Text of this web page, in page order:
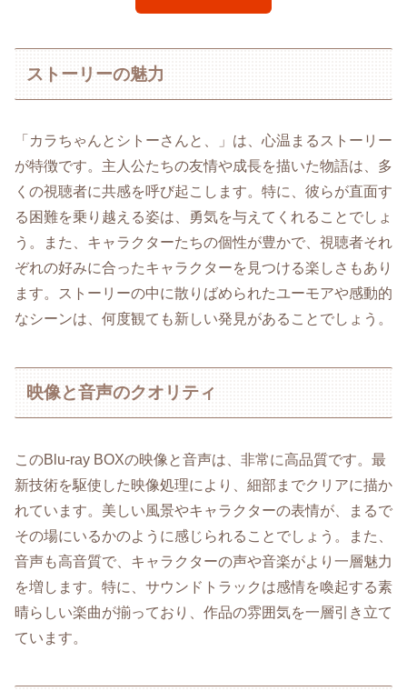
ストーリーの魅力
「カラちゃんとシトーさんと、」は、心温まるストーリー
が特徴です。主人公たちの友情や成長を描いた物語は、多
くの視聴者に共感を呼び起こします。特に、彼らが直面す
る困難を乗り越える姿は、勇気を与えてくれることでしょ
う。また、キャラクターたちの個性が豊かで、視聴者それ
ぞれの好みに合ったキャラクターを見つける楽しさもあり
ます。ストーリーの中に散りばめられたユーモアや感動的
なシーンは、何度観ても新しい発見があることでしょう。
映像と音声のクオリティ
このBlu-ray BOXの映像と音声は、非常に高品質です。最
新技術を駆使した映像処理により、細部までクリアに描か
れています。美しい風景やキャラクターの表情が、まるで
その場にいるかのように感じられることでしょう。また、
音声も高音質で、キャラクターの声や音楽がより一層魅力
を増します。特に、サウンドトラックは感情を喚起する素
晴らしい楽曲が揃っており、作品の雰囲気を一層引き立て
ています。